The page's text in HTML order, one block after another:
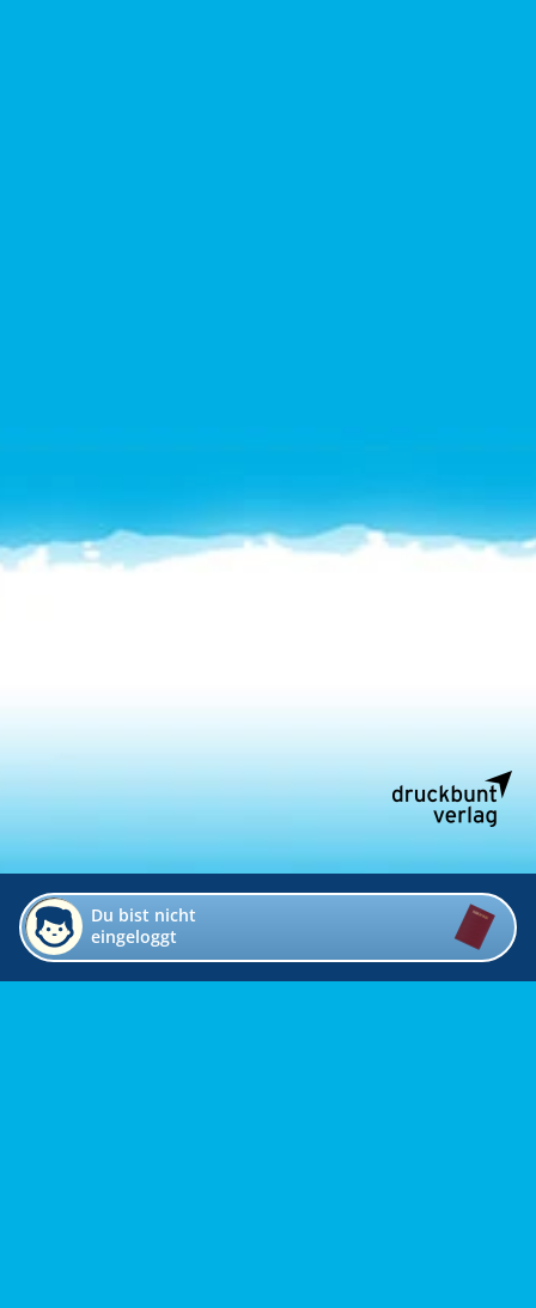
Du bist nicht
eingeloggt